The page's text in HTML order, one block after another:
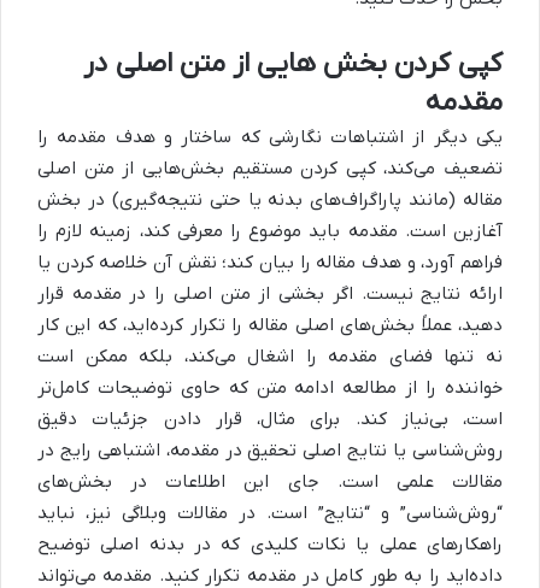
کپی کردن بخش هایی از متن اصلی در
مقدمه
یکی دیگر از اشتباهات نگارشی که ساختار و هدف مقدمه را
تضعیف می‌کند، کپی کردن مستقیم بخش‌هایی از متن اصلی
مقاله (مانند پاراگراف‌های بدنه یا حتی نتیجه‌گیری) در بخش
آغازین است. مقدمه باید موضوع را معرفی کند، زمینه لازم را
فراهم آورد، و هدف مقاله را بیان کند؛ نقش آن خلاصه کردن یا
ارائه نتایج نیست. اگر بخشی از متن اصلی را در مقدمه قرار
دهید، عملاً بخش‌های اصلی مقاله را تکرار کرده‌اید، که این کار
نه تنها فضای مقدمه را اشغال می‌کند، بلکه ممکن است
خواننده را از مطالعه ادامه متن که حاوی توضیحات کامل‌تر
است، بی‌نیاز کند. برای مثال، قرار دادن جزئیات دقیق
روش‌شناسی یا نتایج اصلی تحقیق در مقدمه، اشتباهی رایج در
مقالات علمی است. جای این اطلاعات در بخش‌های
“روش‌شناسی” و “نتایج” است. در مقالات وبلاگی نیز، نباید
راهکارهای عملی یا نکات کلیدی که در بدنه اصلی توضیح
داده‌اید را به طور کامل در مقدمه تکرار کنید. مقدمه می‌تواند